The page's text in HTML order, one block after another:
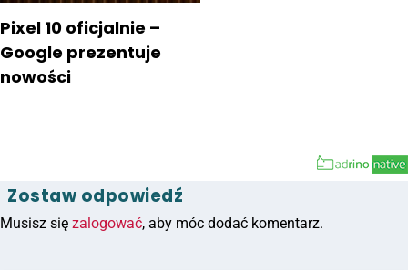
Pixel 10 oficjalnie –
Google prezentuje
nowości
Zostaw odpowiedź
Musisz się zalogować, aby móc dodać komentarz.